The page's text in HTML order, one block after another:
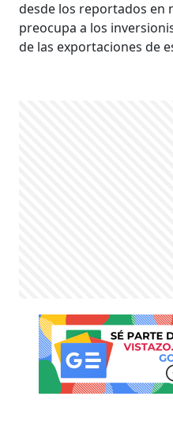
desde los reportados en
preocupa a los
de las exportaciones de